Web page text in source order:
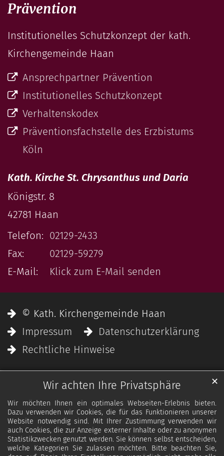
Wir achten Ihre Privatsphäre
Wir möchten Ihnen ein optimales Webseiten-Erlebnis bieten.
Dazu verwenden wir Cookies, die für das Funktionieren unserer
Website notwendig sind. Mit Ihrer Zustimmung verwenden wir
auch Cookies, die zur Anzeige externer Inhalte oder zu anonymen
Statistikzwecken genutzt werden. Sie können selbst entscheiden,
welche Kategorien Sie zulassen möchten. Bitte beachten Sie,
✕
Prävention
Institutionelles Schutzkonzept der kath.
Kirchengemeinde Haan
Ansprechpartner Prävention
Institutionelles Schutzkonzept
Verhaltenskodex
Präventionsfachstelle des Erzbistums
Köln
Kath. Kirche St. Chrysanthus und Daria
Königstr. 8
42781 Haan
Telefon: 02129-2433
Fax:
02129-59279
E-Mail:
Klick zum E-Mail senden
© Kath. Kirchengemeinde Haan
Impressum
Datenschutzerklärung
Rechtliche Hinweise